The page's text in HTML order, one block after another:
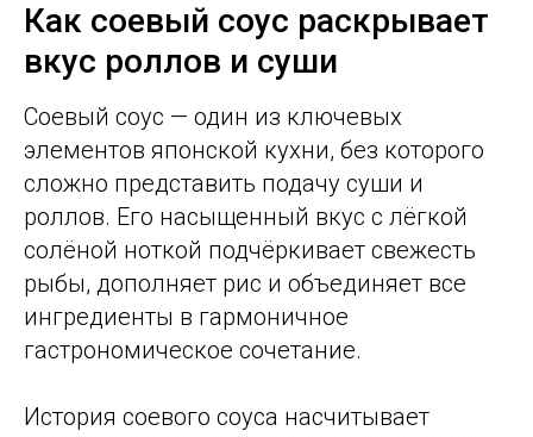
Как соевый соус раскрывает
вкус роллов и суши
Соевый соус — один из ключевых
элементов японской кухни, без которого
сложно представить подачу суши и
роллов. Его насыщенный вкус с лёгкой
солёной ноткой подчёркивает свежесть
рыбы, дополняет рис и объединяет все
ингредиенты в гармоничное
гастрономическое сочетание.
История соевого соуса насчитывает